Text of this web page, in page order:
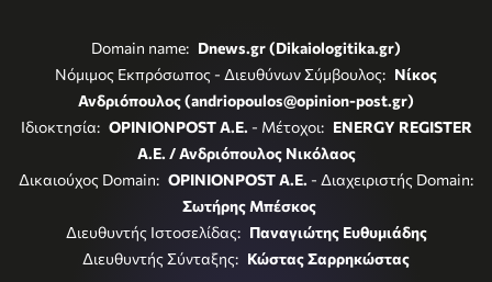
Domain name: Dnews.gr (Dikaiologitika.gr)
Νόμιμος Εκπρόσωπος - Διευθύνων Σύμβουλος: Νίκος
Ανδριόπουλος (andriopoulos@opinion-post.gr)
Ιδιοκτησία: OPINIONPOST A.E. - Μέτοχοι: ENERGY REGISTER
Α.Ε. / Ανδριόπουλος Νικόλαος
Δικαιούχος Domain: OPINIONPOST A.E. - Διαχειριστής Domain:
Σωτήρης Μπέσκος
Διευθυντής Ιστοσελίδας: Παναγιώτης Ευθυμιάδης
Διευθυντής Σύνταξης: Κώστας Σαρρηκώστας